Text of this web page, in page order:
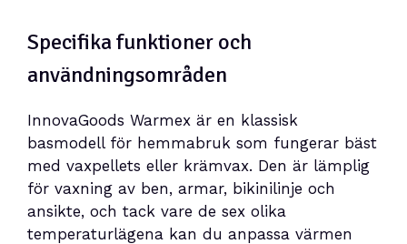
Specifika funktioner och
användningsområden
InnovaGoods Warmex är en klassisk
basmodell för hemmabruk som fungerar bäst
med vaxpellets eller krämvax. Den är lämplig
för vaxning av ben, armar, bikinilinje och
ansikte, och tack vare de sex olika
temperaturlägena kan du anpassa värmen